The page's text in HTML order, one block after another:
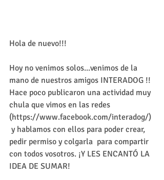
Hola de nuevo!!!
Hoy no venimos solos...venimos de la
mano de nuestros amigos INTERADOG !!
Hace poco publicaron una actividad muy
chula que vimos en las redes
(https://www.facebook.com/interadog/)
y hablamos con ellos para poder crear,
pedir permiso y colgarla  para compartir
con todos vosotros. ¡Y LES ENCANTÓ LA
IDEA DE SUMAR!